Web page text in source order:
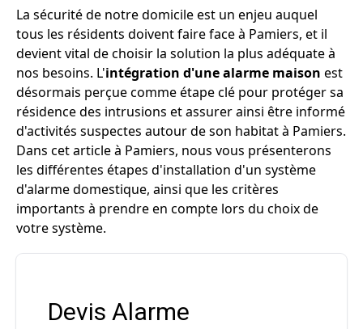
La sécurité de notre domicile est un enjeu auquel
tous les résidents doivent faire face à Pamiers, et il
devient vital de choisir la solution la plus adéquate à
nos besoins. L'intégration d'une alarme maison est
désormais perçue comme étape clé pour protéger sa
résidence des intrusions et assurer ainsi être informé
d'activités suspectes autour de son habitat à Pamiers.
Dans cet article à Pamiers, nous vous présenterons
les différentes étapes d'installation d'un système
d'alarme domestique, ainsi que les critères
importants à prendre en compte lors du choix de
votre système.
Devis Alarme